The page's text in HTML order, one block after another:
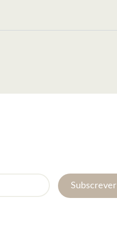
Subscrever